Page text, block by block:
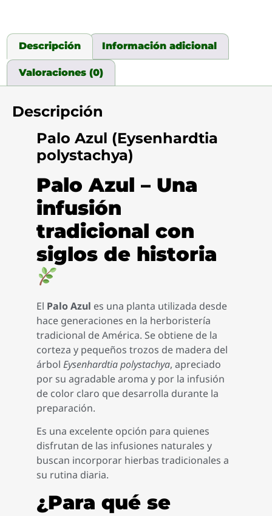
Descripción Información adicional
Valoraciones (0)
Descripción
Palo Azul (Eysenhardtia
polystachya)
Palo Azul – Una
infusión
tradicional con
siglos de historia
El Palo Azul es una planta utilizada desde
hace generaciones en la herboristería
tradicional de América. Se obtiene de la
corteza y pequeños trozos de madera del
árbol Eysenhardtia polystachya, apreciado
por su agradable aroma y por la infusión
de color claro que desarrolla durante la
preparación.
Es una excelente opción para quienes
disfrutan de las infusiones naturales y
buscan incorporar hierbas tradicionales a
su rutina diaria.
¿Para qué se